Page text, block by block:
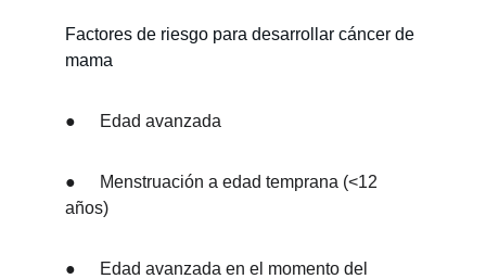
Factores de riesgo para desarrollar cáncer de
mama
●	Edad avanzada
●	Menstruación a edad temprana (<12
años)
●	Edad avanzada en el momento del